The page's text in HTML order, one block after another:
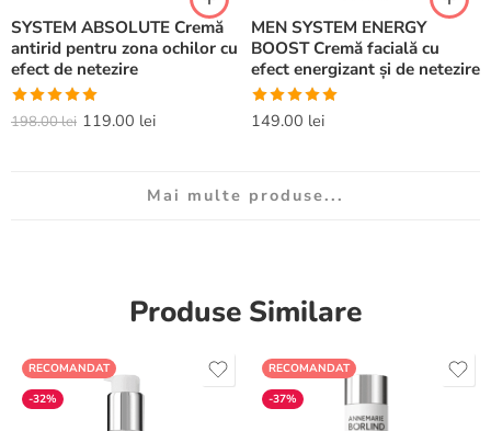
SYSTEM ABSOLUTE Cremă
antirid pentru zona ochilor cu
efect de netezire
Evaluat la
198.00lei 119.00 lei
MEN SYSTEM ENERGY
BOOST Cremă facială cu
efect energizant și de netezire
Evaluat la
149.00 lei
Mai multe produse...
Produse Similare
RECOMANDAT
-32%
RECOMANDAT
-37%